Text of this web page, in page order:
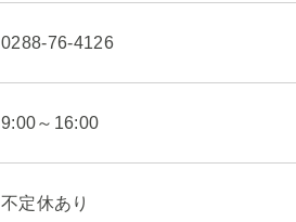
0288-76-4126
9:00～16:00
不定休あり